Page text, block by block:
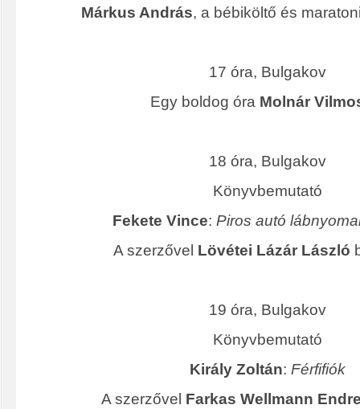
Márkus András, a bébiköltő és
17 óra, Bulgakov
Egy boldog óra Molnár
18 óra, Bulgakov
Könyvbemutató
Fekete Vince: Piros autó
A szerzővel Lövétei Lázár László
19 óra, Bulgakov
Könyvbemutató
Király Zoltán: Férfifiók
A szerzővel Farkas Wellmann